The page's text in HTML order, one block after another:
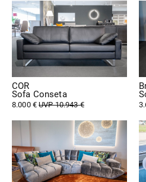
COR
Sofa Conseta
8.000 €UVP 10.943 €